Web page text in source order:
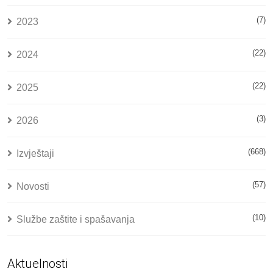
2023 (7)
2024 (22)
2025 (22)
2026 (3)
Izvještaji (668)
Novosti (57)
Službe zaštite i spašavanja (10)
Aktuelnosti